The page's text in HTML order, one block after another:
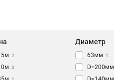
2
3
Диаметр
63мм 1
D=200мм